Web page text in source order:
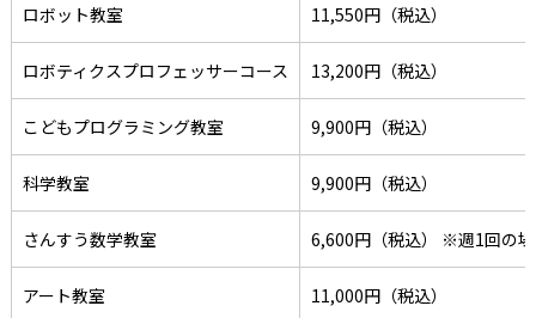
ロボット教室 11,550円（税込）
ロボティクスプロフェッサーコース 13,200円（税込）
こどもプログラミング教室 9,900円（税込）
科学教室 9,900円（税込）
さんすう数学教室 6,600円（税込） ※週1回の
アート教室 11,000円（税込）